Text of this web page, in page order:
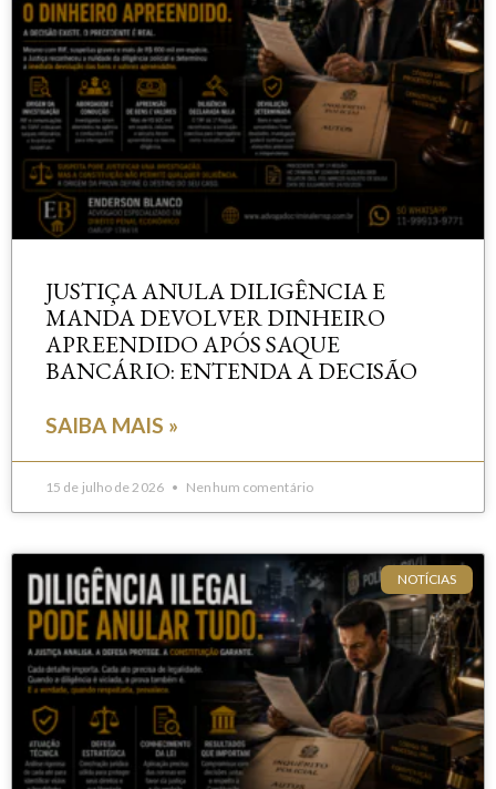
JUSTIÇA ANULA DILIGÊNCIA E
MANDA DEVOLVER DINHEIRO
APREENDIDO APÓS SAQUE
BANCÁRIO: ENTENDA A DECISÃO
SAIBA MAIS »
15 de julho de 2026 Nenhum comentário
NOTÍCIAS